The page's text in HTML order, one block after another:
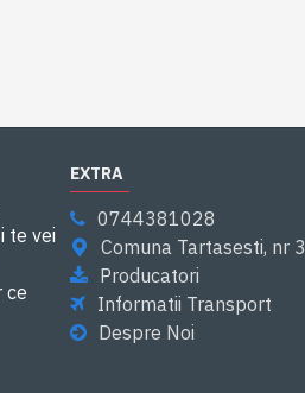
te vei
ce
EXTRA
0744381028
Comuna Tartasesti, nr
Producatori
Informatii Transport
Despre Noi